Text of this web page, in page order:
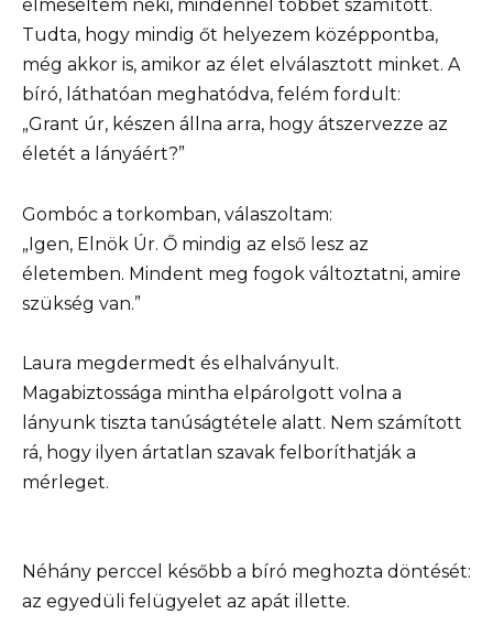
elmeséltem neki, mindennél többet számított.
Tudta, hogy mindig őt helyezem középpontba,
még akkor is, amikor az élet elválasztott minket. A
bíró, láthatóan meghatódva, felém fordult:
„Grant úr, készen állna arra, hogy átszervezze az
életét a lányáért?”
Gombóc a torkomban, válaszoltam:
„Igen, Elnök Úr. Ő mindig az első lesz az
életemben. Mindent meg fogok változtatni, amire
szükség van.”
Laura megdermedt és elhalványult.
Magabiztossága mintha elpárolgott volna a
lányunk tiszta tanúságtétele alatt. Nem számított
rá, hogy ilyen ártatlan szavak felboríthatják a
mérleget.
Néhány perccel később a bíró meghozta döntését:
az egyedüli felügyelet az apát illette.